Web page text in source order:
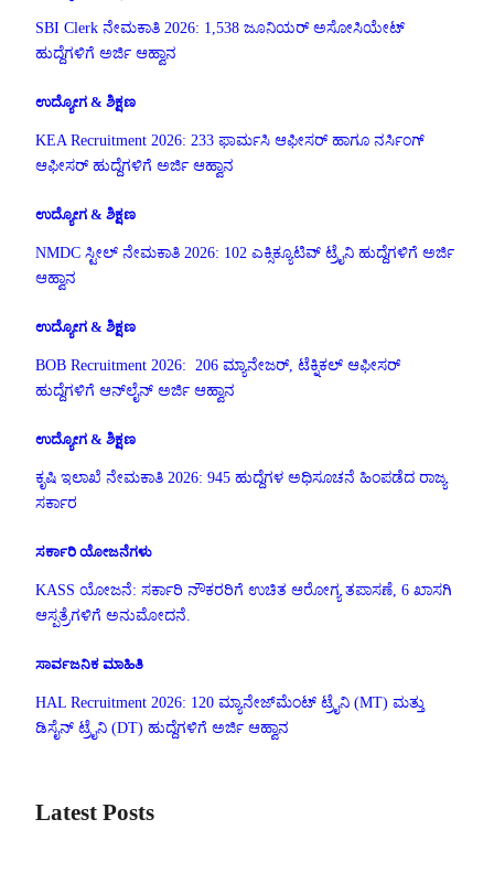
SBI Clerk ನೇಮಕಾತಿ 2026: 1,538 ಜೂನಿಯರ್ ಅಸೋಸಿಯೇಟ್
ಹುದ್ದೆಗಳಿಗೆ ಅರ್ಜಿ ಆಹ್ವಾನ
ಉದ್ಯೋಗ & ಶಿಕ್ಷಣ
KEA Recruitment 2026: 233 ಫಾರ್ಮಸಿ ಆಫೀಸರ್ ಹಾಗೂ ನರ್ಸಿಂಗ್
ಆಫೀಸರ್ ಹುದ್ದೆಗಳಿಗೆ ಅರ್ಜಿ ಆಹ್ವಾನ
ಉದ್ಯೋಗ & ಶಿಕ್ಷಣ
NMDC ಸ್ಟೀಲ್ ನೇಮಕಾತಿ 2026: 102 ಎಕ್ಸಿಕ್ಯೂಟಿವ್ ಟ್ರೈನಿ ಹುದ್ದೆಗಳಿಗೆ ಅರ್ಜಿ
ಆಹ್ವಾನ
ಉದ್ಯೋಗ & ಶಿಕ್ಷಣ
BOB Recruitment 2026: 206 ಮ್ಯಾನೇಜರ್, ಟೆಕ್ನಿಕಲ್ ಆಫೀಸರ್
ಹುದ್ದೆಗಳಿಗೆ ಆನ್‌ಲೈನ್ ಅರ್ಜಿ ಆಹ್ವಾನ
ಉದ್ಯೋಗ & ಶಿಕ್ಷಣ
ಕೃಷಿ ಇಲಾಖೆ ನೇಮಕಾತಿ 2026: 945 ಹುದ್ದೆಗಳ ಅಧಿಸೂಚನೆ ಹಿಂಪಡೆದ ರಾಜ್ಯ
ಸರ್ಕಾರ
ಸರ್ಕಾರಿ ಯೋಜನೆಗಳು
KASS ಯೋಜನೆ: ಸರ್ಕಾರಿ ನೌಕರರಿಗೆ ಉಚಿತ ಆರೋಗ್ಯ ತಪಾಸಣೆ, 6 ಖಾಸಗಿ
ಆಸ್ಪತ್ರೆಗಳಿಗೆ ಅನುಮೋದನೆ.
ಸಾರ್ವಜನಿಕ ಮಾಹಿತಿ
HAL Recruitment 2026: 120 ಮ್ಯಾನೇಜ್‌ಮೆಂಟ್ ಟ್ರೈನಿ (MT) ಮತ್ತು
ಡಿಸೈನ್ ಟ್ರೈನಿ (DT) ಹುದ್ದೆಗಳಿಗೆ ಅರ್ಜಿ ಆಹ್ವಾನ
Latest Posts